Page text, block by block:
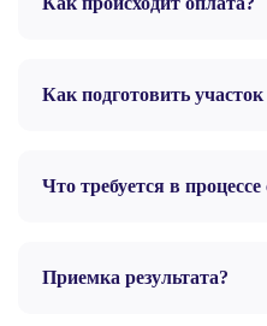
Как подготовить участок
Что требуется в процессе
Приемка результата?